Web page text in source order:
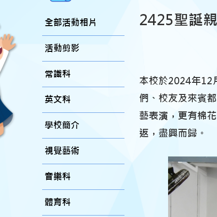
全部活動相片
活動剪影
常識科
英文科
學校簡介
視覺藝術
音樂科
體育科
2425聖誕
本校於2024年12
們、校友及來賓
藝表演，更有棉
返，盡興而歸。